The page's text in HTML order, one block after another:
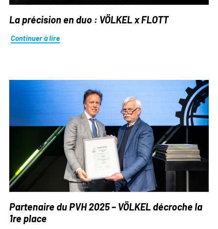
La précision en duo : VÖLKEL x FLOTT
Continuer à lire
Partenaire du PVH 2025 – VÖLKEL décroche la
1re place